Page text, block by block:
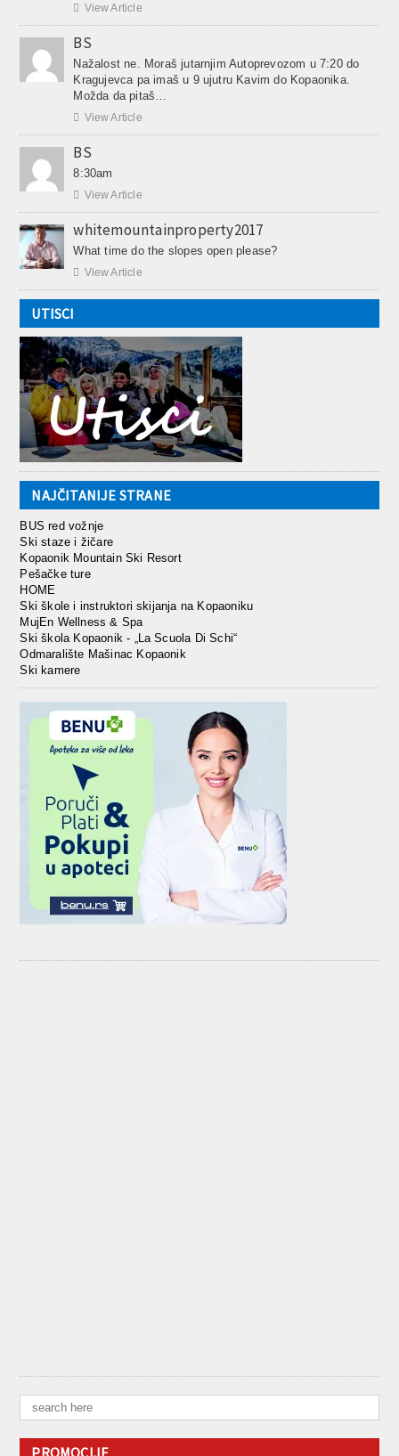
 View Article
BS
Nažalost ne. Moraš jutarnjim Autoprevozom u 7:20 do
Kragujevca pa imaš u 9 ujutru Kavim do Kopaonika.
Možda da pitaš…
 View Article
BS
8:30am
 View Article
whitemountainproperty2017
What time do the slopes open please?
 View Article
UTISCI
NAJČITANIJE STRANE
BUS red vožnje
Ski staze i žičare
Kopaonik Mountain Ski Resort
Pešačke ture
HOME
Ski škole i instruktori skijanja na Kopaoniku
MujEn Wellness & Spa
Ski škola Kopaonik - „La Scuola Di Schi“
Odmaralište Mašinac Kopaonik
Ski kamere
PROMOCIJE